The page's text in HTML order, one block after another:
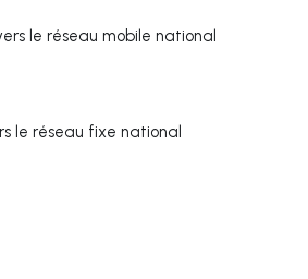
le réseau mobile national
le réseau fixe national